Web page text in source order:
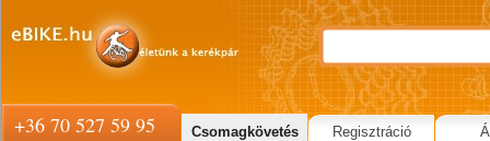
+36 70 527 59 95 Csomagkövetés Regisztráció